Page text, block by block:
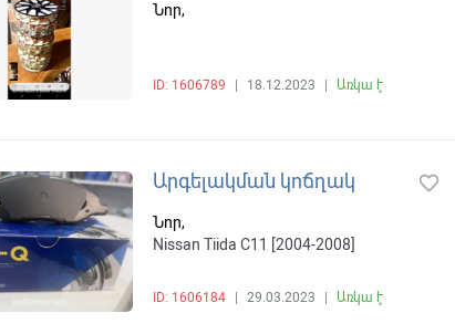
Նոր,
ID: 1606789 18.12.2023 Առկա է
Արգելակման կոճղակ
Նոր,
Nissan Tiida C11 [2004-2008]
ID: 1606184 29.03.2023 Առկա է
favorite_border